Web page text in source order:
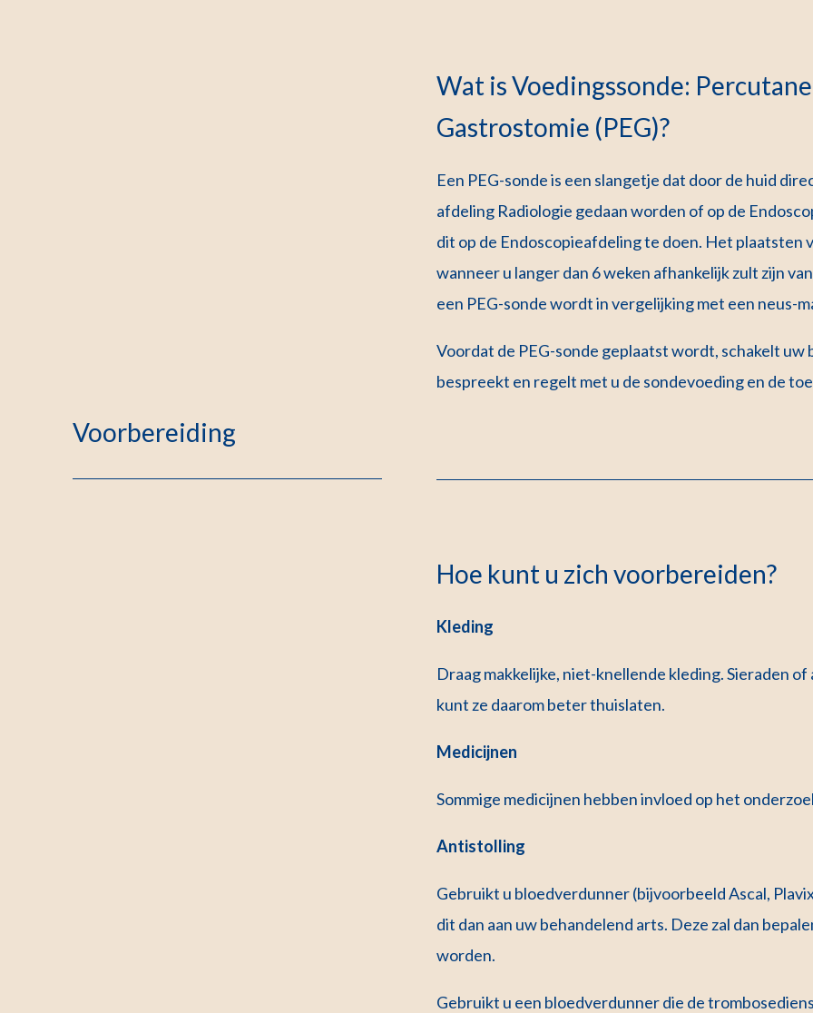
Wat is Voedingssonde:
Gastrostomie (PEG)?
Een PEG-sonde is een slangetje dat door de huid
afdeling Radiologie gedaan worden of op de
dit op de Endoscopieafdeling te doen. Het plaatsten
wanneer u langer dan 6 weken afhankelijk zult zijn
een PEG-sonde wordt in vergelijking met een neus-
Voordat de PEG-sonde geplaatst wordt, schakelt
bespreekt en regelt met u de sondevoeding en de
Voorbereiding
Hoe kunt u zich voorbereiden?
Kleding
Draag makkelijke, niet-knellende kleding. Sieraden
kunt ze daarom beter thuislaten.
Medicijnen
Sommige medicijnen hebben invloed op het
Antistolling
Gebruikt u bloedverdunner (bijvoorbeeld Ascal,
dit dan aan uw behandelend arts. Deze zal dan
worden.
Gebruikt u een bloedverdunner die de